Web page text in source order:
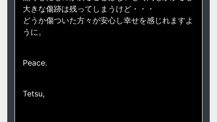
大きな傷跡は残ってしまうけど・・・
どうか傷ついた方々が安心し幸せを感じれますよ
うに。
Peace.
Tetsu,